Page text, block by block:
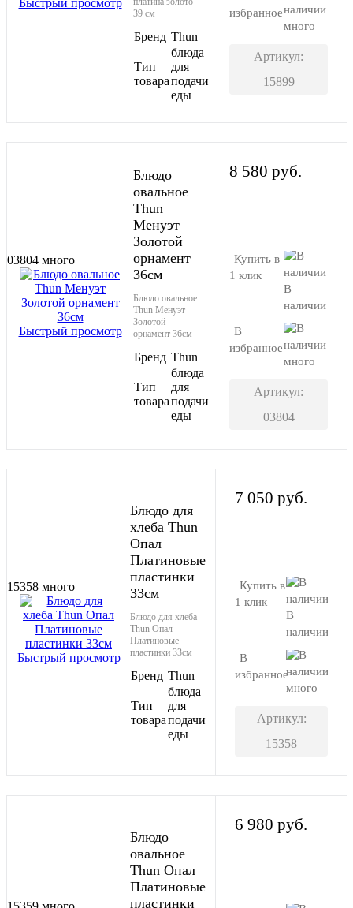
Быстрый просмотр
39 см
Бренд Thun
Тип
товара
блюда
для
подачи
еды
избранное
много
Артикул:
15899
03804 много
Быстрый просмотр
Блюдо
овальное
Thun
Менуэт
Золотой
орнамент
36см
Блюдо овальное
Thun Менуэт
Золотой
орнамент 36см
Бренд Thun
Тип
товара
блюда
для
подачи
еды
8 580 руб.
Купить в
1 клик
В
наличии
В
избранное
много
Артикул:
03804
15358 много
Быстрый просмотр
Блюдо для
хлеба Thun
Опал
Платиновые
пластинки
33см
Блюдо для хлеба
Thun Опал
Платиновые
пластинки 33см
Бренд Thun
Тип
товара
блюда
для
подачи
еды
7 050 руб.
Купить в
1 клик
В
наличии
В
избранное
много
Артикул:
15358
Блюдо
овальное
Thun Опал
Платиновые
пластинки
6 980 руб.